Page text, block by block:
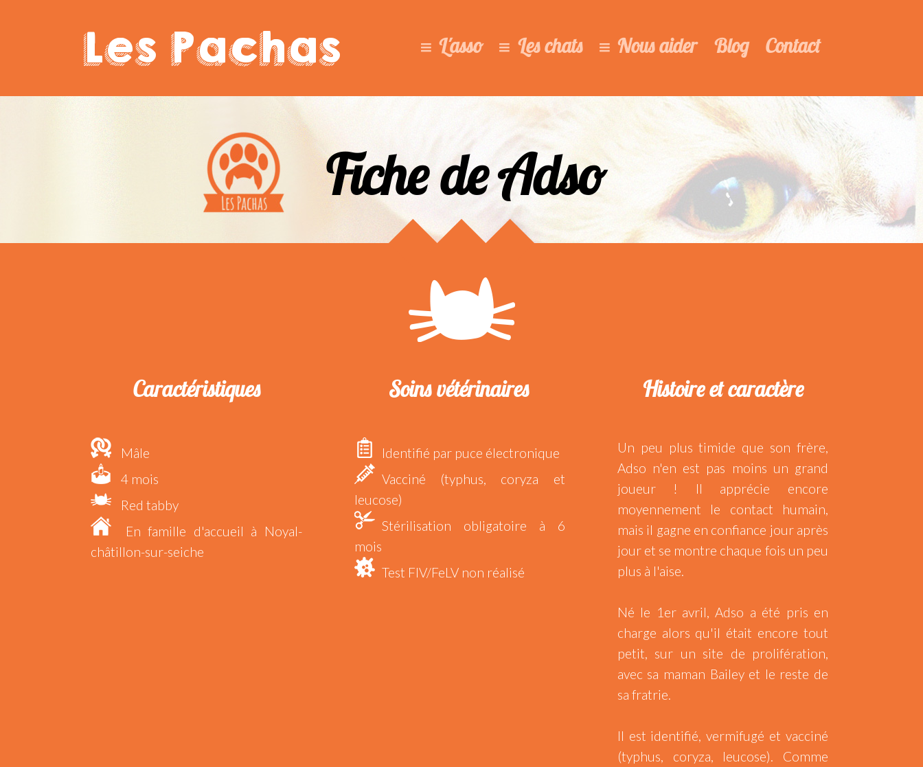
Les Pachas L'asso Les chats Nous aider Blog Contact
Fiche de Adso
Caractéristiques
Mâle
4 mois
Red tabby
En famille d'accueil à Noyal-
châtillon-sur-seiche
Soins vétérinaires
Identifié par puce électronique
Vacciné (typhus, coryza et
leucose)
Stérilisation obligatoire à 6
mois
Test FIV/FeLV non réalisé
Histoire et caractère
Un peu plus timide que son frère,
Adso n'en est pas moins un grand
joueur ! Il apprécie encore
moyennement le contact humain,
mais il gagne en confiance jour après
jour et se montre chaque fois un peu
plus à l'aise.
Né le 1er avril, Adso a été pris en
charge alors qu'il était encore tout
petit, sur un site de prolifération,
avec sa maman Bailey et le reste de
sa fratrie.
Il est identifié, vermifugé et vacciné
(typhus, coryza, leucose). Comme